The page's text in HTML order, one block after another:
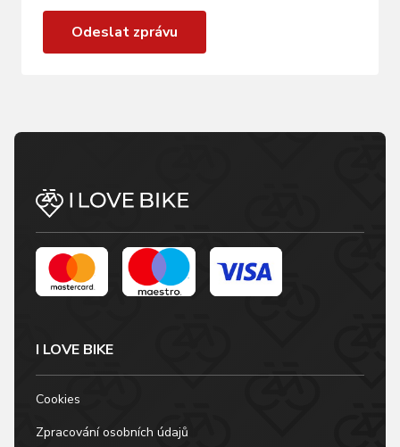
Odeslat zprávu
I LOVE BIKE
Cookies
Zpracování osobních údajů